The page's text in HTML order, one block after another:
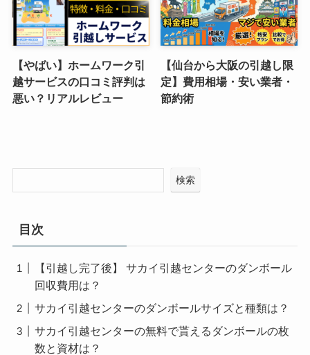
【やばい】ホームワーク引
越サービスの口コミ評判は
悪い？リアルレビュー
【仙台から大阪の引越し限
定】費用相場・安い業者・
節約術
検索
目次
【引越し完了後】 サカイ引越センターのダンボール
回収費用は？
サカイ引越センターのダンボールサイズと種類は？
サカイ引越センターの無料で貰えるダンボールの枚
数と資材は？